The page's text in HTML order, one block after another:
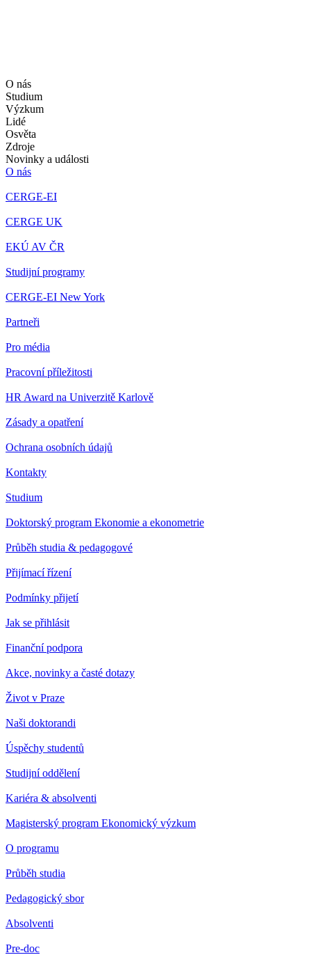
O nás
Studium
Výzkum
Lidé
Osvěta
Zdroje
Novinky a události
O nás
CERGE-EI
CERGE UK
EKÚ AV ČR
Studijní programy
CERGE-EI New York
Partneři
Pro média
Pracovní příležitosti
HR Award na Univerzitě Karlově
Zásady a opatření
Ochrana osobních údajů
Kontakty
Studium
Doktorský program Ekonomie a ekonometrie
Průběh studia & pedagogové
Přijímací řízení
Podmínky přijetí
Jak se přihlásit
Finanční podpora
Akce, novinky a časté dotazy
Život v Praze
Naši doktorandi
Úspěchy studentů
Studijní oddělení
Kariéra & absolventi
Magisterský program Ekonomický výzkum
O programu
Průběh studia
Pedagogický sbor
Absolventi
Pre-doc